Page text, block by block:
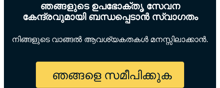
ഞങ്ങളുടെ ഉപഭോക്തൃ സേവന
കേന്ദ്രവുമായി ബന്ധപ്പെടാൻ സ്വാഗതം
നിങ്ങളുടെ വാങ്ങൽ ആവശ്യകതകൾ മനസ്സിലാക്കാൻ.
ഞങ്ങളെ സമീപിക്കുക